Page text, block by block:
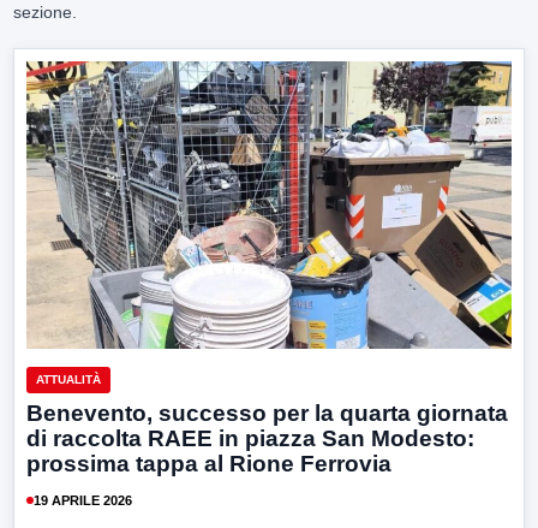
sezione.
ATTUALITÀ
Benevento, successo per la quarta giornata
di raccolta RAEE in piazza San Modesto:
prossima tappa al Rione Ferrovia
19 APRILE 2026